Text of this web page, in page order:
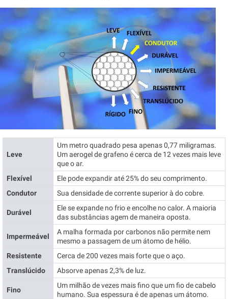
Leve
Um metro quadrado pesa apenas 0,77 miligramas.
Um aerogel de grafeno é cerca de 12 vezes mais leve
que o ar.
Flexível
Ele pode expandir até 25% do seu comprimento.
Condutor
Sua densidade de corrente superior à do cobre.
Durável
Ele se expande no frio e encolhe no calor. A maioria
das substâncias agem de maneira oposta.
Impermeável
A malha formada por carbonos não permite nem
mesmo a passagem de um átomo de hélio.
Resistente
Cerca de 200 vezes mais forte que o aço.
Translúcido
Absorve apenas 2,3% de luz.
Fino
Um milhão de vezes mais fino que um fio de cabelo
humano. Sua espessura é de apenas um átomo.